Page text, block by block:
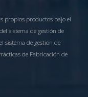
propios productos bajo el
sistema de gestión de
sistema de gestión de
de Fabricación de